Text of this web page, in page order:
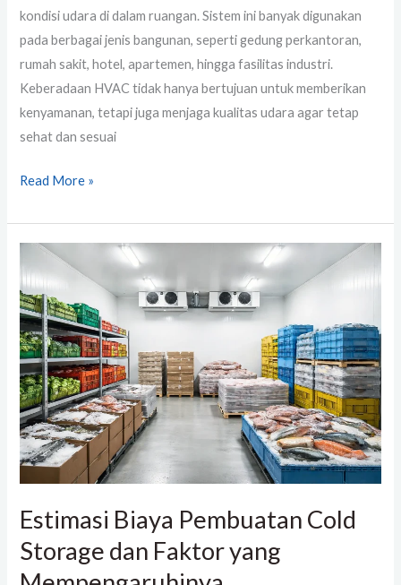
kondisi udara di dalam ruangan. Sistem ini banyak digunakan
pada berbagai jenis bangunan, seperti gedung perkantoran,
rumah sakit, hotel, apartemen, hingga fasilitas industri.
Keberadaan HVAC tidak hanya bertujuan untuk memberikan
kenyamanan, tetapi juga menjaga kualitas udara agar tetap
sehat dan sesuai
Read More »
Estimasi Biaya Pembuatan Cold
Storage dan Faktor yang
Estimasi
Biaya
Pembuatan
Cold
Storage
dan
Faktor
yang
Mempengaruhinya